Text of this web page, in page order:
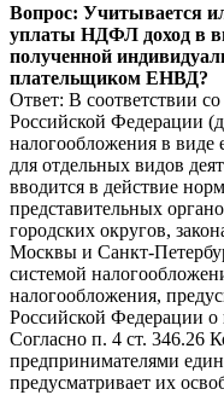
Вопрос: Учитывается
уплаты НДФЛ доход в
полученной
плательщиком ЕНВД?
Ответ: В соответствии
Российской Федерации
налогообложения в виде
для отдельных видов
вводится в действие
представительных
городских округов,
Москвы и Санкт-
системой
налогообложения,
Российской Федерации о
Согласно п. 4 ст. 346.26
предпринимателями
предусматривает их